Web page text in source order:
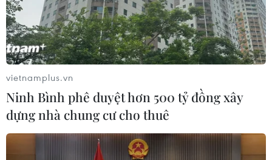
vietnamplus.vn
Ninh Bình phê duyệt hơn 500 tỷ đồng xây
dựng nhà chung cư cho thuê